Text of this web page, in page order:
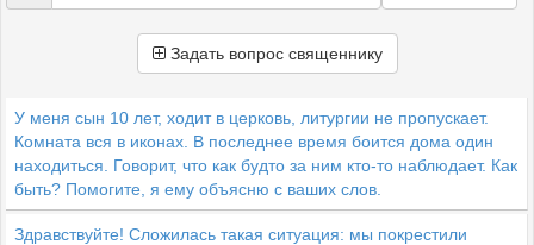
Задать вопрос священнику
У меня сын 10 лет, ходит в церковь, литургии не пропускает.
Комната вся в иконах. В последнее время боится дома один
находиться. Говорит, что как будто за ним кто-то наблюдает. Как
быть? Помогите, я ему объясню с ваших слов.
Здравствуйте! Сложилась такая ситуация: мы покрестили